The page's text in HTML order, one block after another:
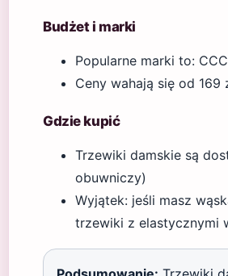
Budżet i marki
Popularne marki to:
Ceny wahają się od 169
Gdzie kupić
Trzewiki damskie są
obuwniczy)
Wyjątek: jeśli masz
trzewiki z elastycznymi